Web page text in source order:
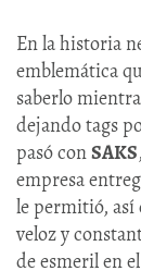
En la historia
emblemática
saberlo
dejando tags
pasó conSAKS
empresa
le permitió, así
veloz y
de esmeril en